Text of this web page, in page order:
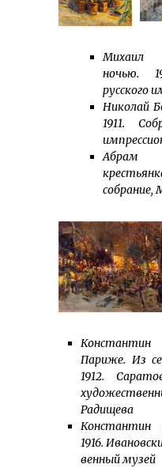
Михаил
ночью.
русского
Николай
1911.
Абрам
собрание,
Париже. Из
1912.
Радищева
Константин
1916.
венный музей